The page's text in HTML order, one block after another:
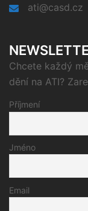
ati@casd.cz
Chcete každý
dění na ATI?
Příjmení
Jméno
Email